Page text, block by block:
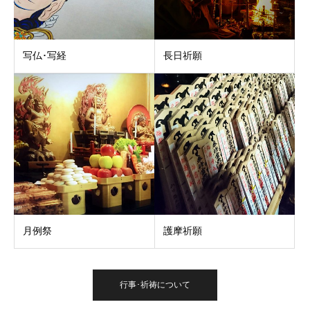
写仏･写経 長日祈願
月例祭 護摩祈願
行事･祈祷について